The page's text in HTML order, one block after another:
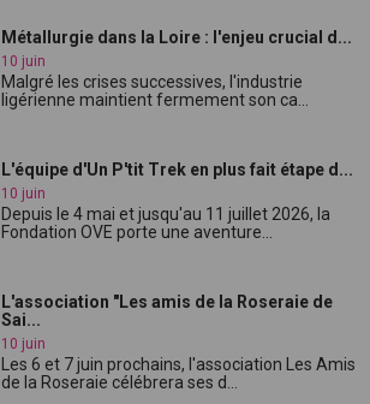
Métallurgie dans la Loire : l'enjeu crucial d...
10 juin
Malgré les crises successives, l'industrie
ligérienne maintient fermement son ca...
L'équipe d'Un P'tit Trek en plus fait étape d...
10 juin
Depuis le 4 mai et jusqu'au 11 juillet 2026, la
Fondation OVE porte une aventure...
L'association "Les amis de la Roseraie de
Sai...
10 juin
Les 6 et 7 juin prochains, l'association Les Amis
de la Roseraie célébrera ses d...